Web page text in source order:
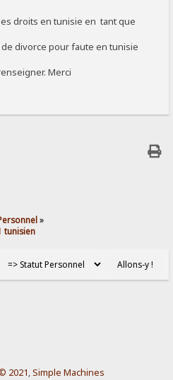
droits en tunisie en tant que
divorce pour faute en tunisie
Merci
»
tunisien
2021,Simple Machines